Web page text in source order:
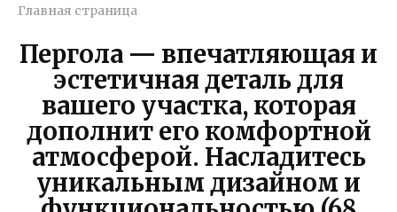
Главная страница
Пергола — впечатляющая и
эстетичная деталь для
вашего участка, которая
дополнит его комфортной
атмосферой. Насладитесь
уникальным дизайном и